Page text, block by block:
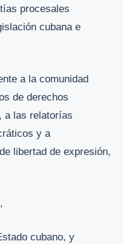
procesales
cubana e
a la comunidad
de derechos
a las relatorías
y a
libertad de expresión,
cubano, y